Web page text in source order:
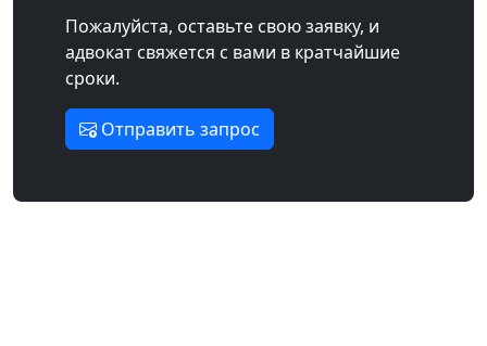
Пожалуйста, оставьте свою заявку, и
адвокат свяжется с вами в кратчайшие
сроки.
Отправить запрос